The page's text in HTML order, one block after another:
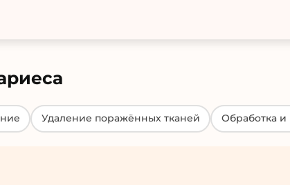
Удаление поражённых тканей Обработка и